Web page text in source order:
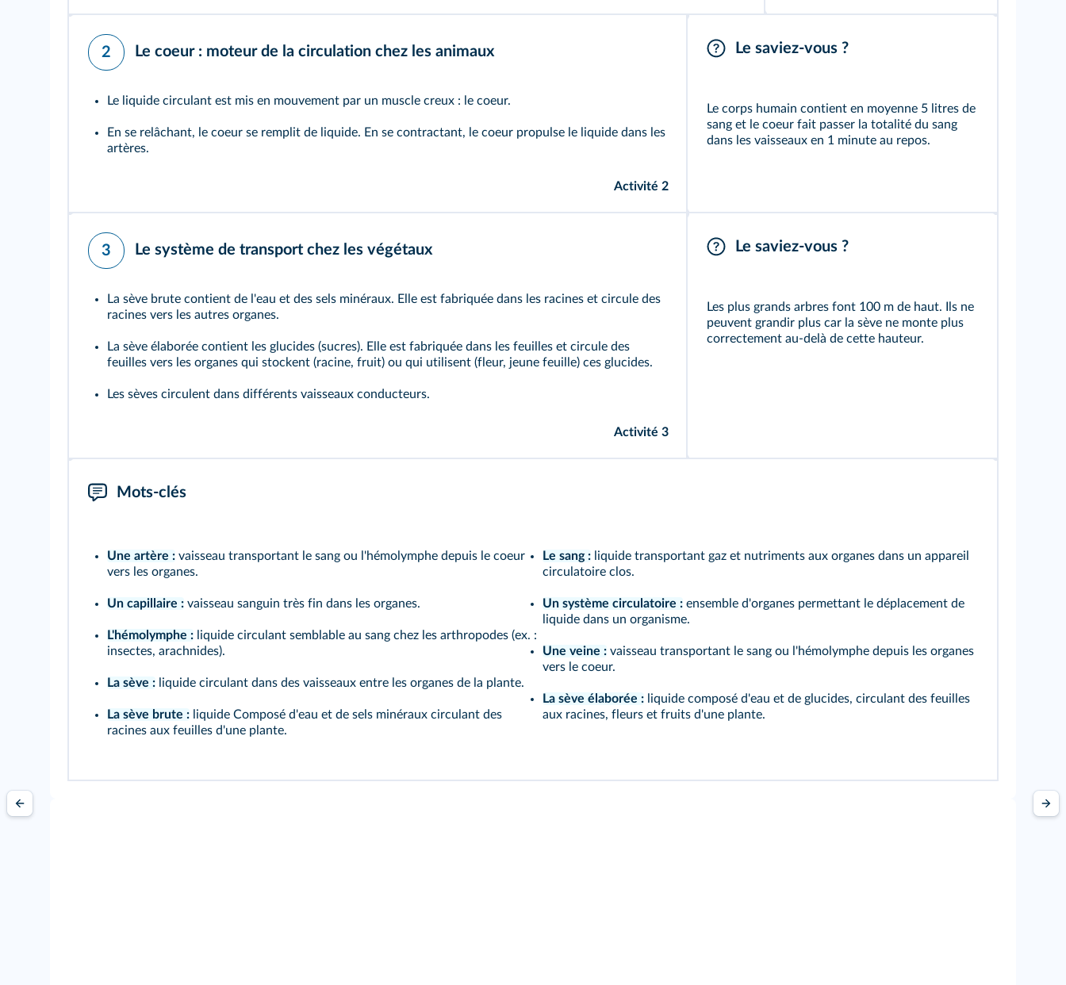
2 Le coeur : moteur de la circulation chez les animaux
Le liquide circulant est mis en mouvement par un muscle creux : le coeur.
En se relâchant, le coeur se remplit de liquide. En se contractant, le coeur propulse le liquide dans les
artères.
Activité 2
Le saviez-vous ?
Le corps humain contient en moyenne 5 litres de
sang et le coeur fait passer la totalité du sang
dans les vaisseaux en 1 minute au repos.
3 Le système de transport chez les végétaux
La sève brute contient de l'eau et des sels minéraux. Elle est fabriquée dans les racines et circule des
racines vers les autres organes.
La sève élaborée contient les glucides (sucres). Elle est fabriquée dans les feuilles et circule des
feuilles vers les organes qui stockent (racine, fruit) ou qui utilisent (fleur, jeune feuille) ces glucides.
Les sèves circulent dans différents vaisseaux conducteurs.
Activité 3
Le saviez-vous ?
Les plus grands arbres font 100 m de haut. Ils ne
peuvent grandir plus car la sève ne monte plus
correctement au-delà de cette hauteur.
Mots-clés
Une artère : vaisseau transportant le sang ou l'hémolymphe depuis le coeur
vers les organes.
Un capillaire : vaisseau sanguin très fin dans les organes.
L'hémolymphe : liquide circulant semblable au sang chez les arthropodes (ex. :
insectes, arachnides).
La sève : liquide circulant dans des vaisseaux entre les organes de la plante.
La sève brute : liquide Composé d'eau et de sels minéraux circulant des
racines aux feuilles d'une plante.
Le sang : liquide transportant gaz et nutriments aux organes dans un appareil
circulatoire clos.
Un système circulatoire : ensemble d'organes permettant le déplacement de
liquide dans un organisme.
Une veine : vaisseau transportant le sang ou l'hémolymphe depuis les organes
vers le coeur.
La sève élaborée : liquide composé d'eau et de glucides, circulant des feuilles
aux racines, fleurs et fruits d'une plante.